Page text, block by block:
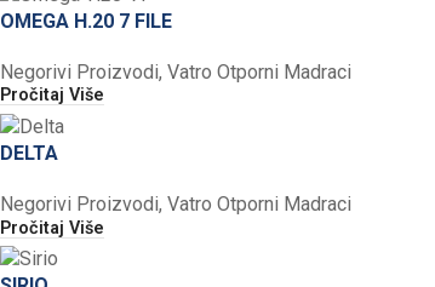
OMEGA H.20 7 FILE
Negorivi Proizvodi, Vatro Otporni Madraci
Pročitaj Više
DELTA
Negorivi Proizvodi, Vatro Otporni Madraci
Pročitaj Više